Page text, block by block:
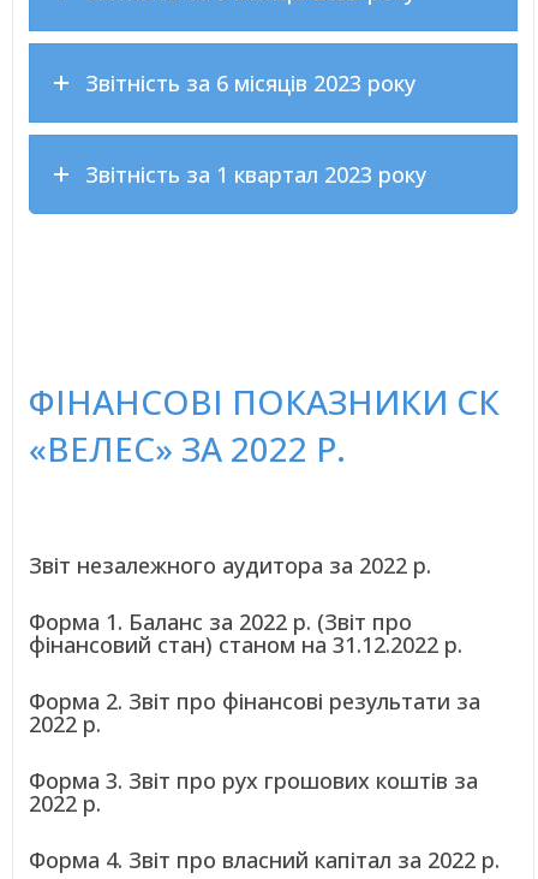
Звітність за 6 місяців 2023 року
Звітність за 1 квартал 2023 року
ФІНАНСОВІ ПОКАЗНИКИ СК
«ВЕЛЕС» ЗА 2022 Р.
Звіт незалежного аудитора за 2022 р.
Форма 1. Баланс за 2022 р. (Звіт про
фінансовий стан) станом на 31.12.2022 р.
Форма 2. Звіт про фінансові результати за
2022 р.
Форма 3. Звіт про рух грошових коштів за
2022 р.
Форма 4. Звіт про власний капітал за 2022 р.